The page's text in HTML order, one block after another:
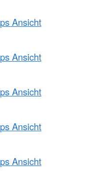
Ansicht
Ansicht
Ansicht
Ansicht
Ansicht